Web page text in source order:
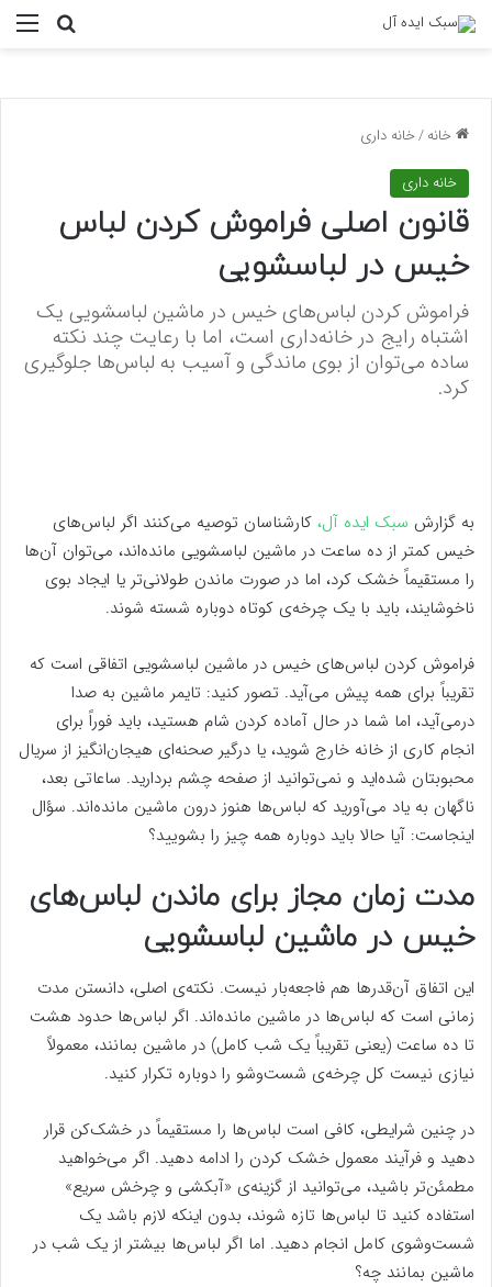
خانه/خانه داری
خانه داری
قانون اصلی فراموش کردن لباس
خیس در لباسشویی
فراموش کردن لباس‌های خیس در ماشین لباسشویی یک
اشتباه رایج در خانه‌داری است، اما با رعایت چند نکته
ساده می‌توان از بوی ماندگی و آسیب به لباس‌ها جلوگیری
کرد.
به گزارش سبک ایده آل، کارشناسان توصیه می‌کنند اگر لباس‌های
خیس کمتر از ده ساعت در ماشین لباسشویی مانده‌اند، می‌توان آن‌ها
را مستقیماً خشک کرد، اما در صورت ماندن طولانی‌تر یا ایجاد بوی
ناخوشایند، باید با یک چرخه‌ی کوتاه دوباره شسته شوند.
فراموش کردن لباس‌های خیس در ماشین لباسشویی اتفاقی است که
تقریباً برای همه پیش می‌آید. تصور کنید: تایمر ماشین به صدا
درمی‌آید، اما شما در حال آماده کردن شام هستید، باید فوراً برای
انجام کاری از خانه خارج شوید، یا درگیر صحنه‌ای هیجان‌انگیز از سریال
محبوبتان شده‌اید و نمی‌توانید از صفحه چشم بردارید. ساعاتی بعد،
ناگهان به یاد می‌آورید که لباس‌ها هنوز درون ماشین مانده‌اند. سؤال
اینجاست: آیا حالا باید دوباره همه چیز را بشویید؟
مدت زمان مجاز برای ماندن لباس‌های
خیس در ماشین لباسشویی
این اتفاق آن‌قدرها هم فاجعه‌بار نیست. نکته‌ی اصلی، دانستن مدت
زمانی است که لباس‌ها در ماشین مانده‌اند. اگر لباس‌ها حدود هشت
تا ده ساعت (یعنی تقریباً یک شب کامل) در ماشین بمانند، معمولاً
نیازی نیست کل چرخه‌ی شست‌وشو را دوباره تکرار کنید.
در چنین شرایطی، کافی است لباس‌ها را مستقیماً در خشک‌کن قرار
دهید و فرآیند معمول خشک کردن را ادامه دهید. اگر می‌خواهید
مطمئن‌تر باشید، می‌توانید از گزینه‌ی «آبکشی و چرخش سریع»
استفاده کنید تا لباس‌ها تازه شوند، بدون اینکه لازم باشد یک
شست‌وشوی کامل انجام دهید. اما اگر لباس‌ها بیشتر از یک شب در
ماشین بمانند چه؟